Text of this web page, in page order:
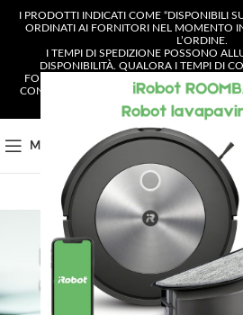
I PRODOTTI INDICATI COME “DISPONIBILI
ORDINATI AI FORNITORI NEL MOMENTO
L’ORDINE.
I TEMPI DI SPEDIZIONE POSSONO
DISPONIBILITÀ. QUALORA I TEMPI DI
FORNITORE SUPERASSERO I 4 GIORNI
CONTATTATO E AVRÀ LA POSSIBILITÀ DI
ANNULLARE
MENU
EPILAZIONE,
CURA DEI